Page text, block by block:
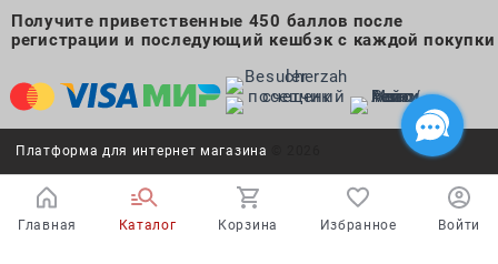
Получите приветственные 450 баллов после
регистрации и последующий кешбэк с каждой покупки
Платформа для интернет магазина
Главная Каталог Корзина Избранное Войти